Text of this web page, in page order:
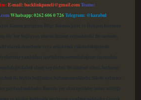
E-mail:backlinkpaneli@gmail.comTeams:
Whatsapp: 0262 606 0 726Telegram: @karabul